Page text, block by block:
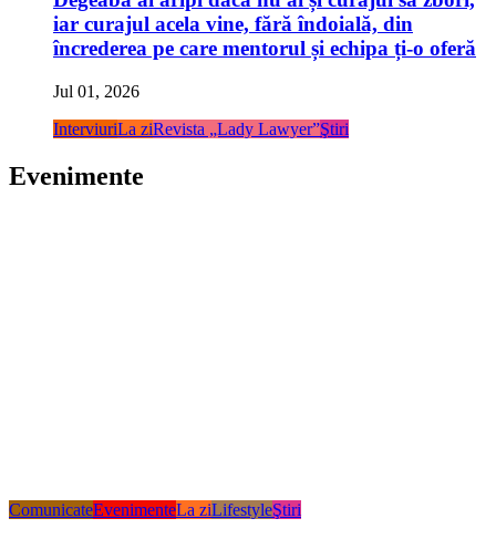
iar curajul acela vine, fără îndoială, din
încrederea pe care mentorul și echipa ți-o oferă
Jul 01, 2026
InterviuriLa ziRevista „Lady Lawyer”Ştiri
Evenimente
ComunicateEvenimenteLa ziLifestyleŞtiri